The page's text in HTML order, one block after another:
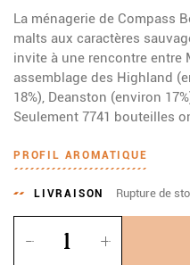
La ménagerie de Compass
malts aux caractères
invite à une rencontre entre
assemblage des Highland
18%), Deanston (environ
Seulement 7741 bouteilles
PROFIL AROMATIQUE
LIVRAISON Rupture de